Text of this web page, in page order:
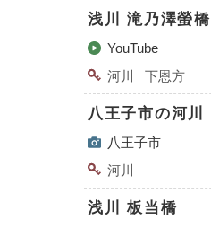
浅川 滝乃澤螢橋
YouTube
河川
下恩⽅
八王子市の河川
八王子市
河川
浅川 板当橋